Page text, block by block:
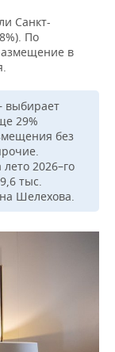
Санкт-
По
в
выбирает
29%
без
2026–го
тыс.
Шелехова.